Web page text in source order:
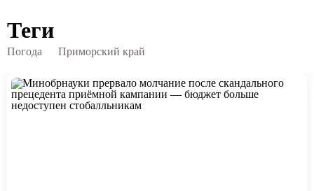
Теги
Погода Приморский край